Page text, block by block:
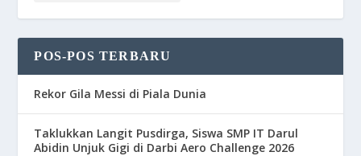
POS-POS TERBARU
Rekor Gila Messi di Piala Dunia
Taklukkan Langit Pusdirga, Siswa SMP IT Darul
Abidin Unjuk Gigi di Darbi Aero Challenge 2026